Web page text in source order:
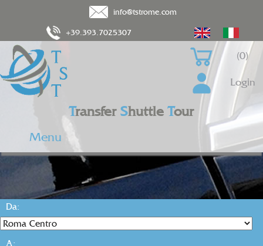
info@tstrome.com
+39.393.7025307
Transfer ShuttleTour
Menu
(0)
Login
Da:
A: